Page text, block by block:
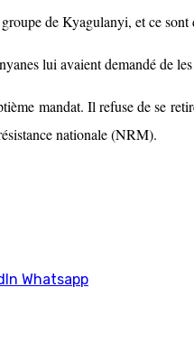
de Kyagulanyi, et ce
lui avaient demandé de
mandat. Il refuse de se
nationale (NRM).
Whatsapp